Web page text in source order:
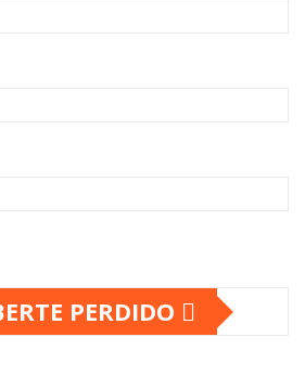
PERDIDO